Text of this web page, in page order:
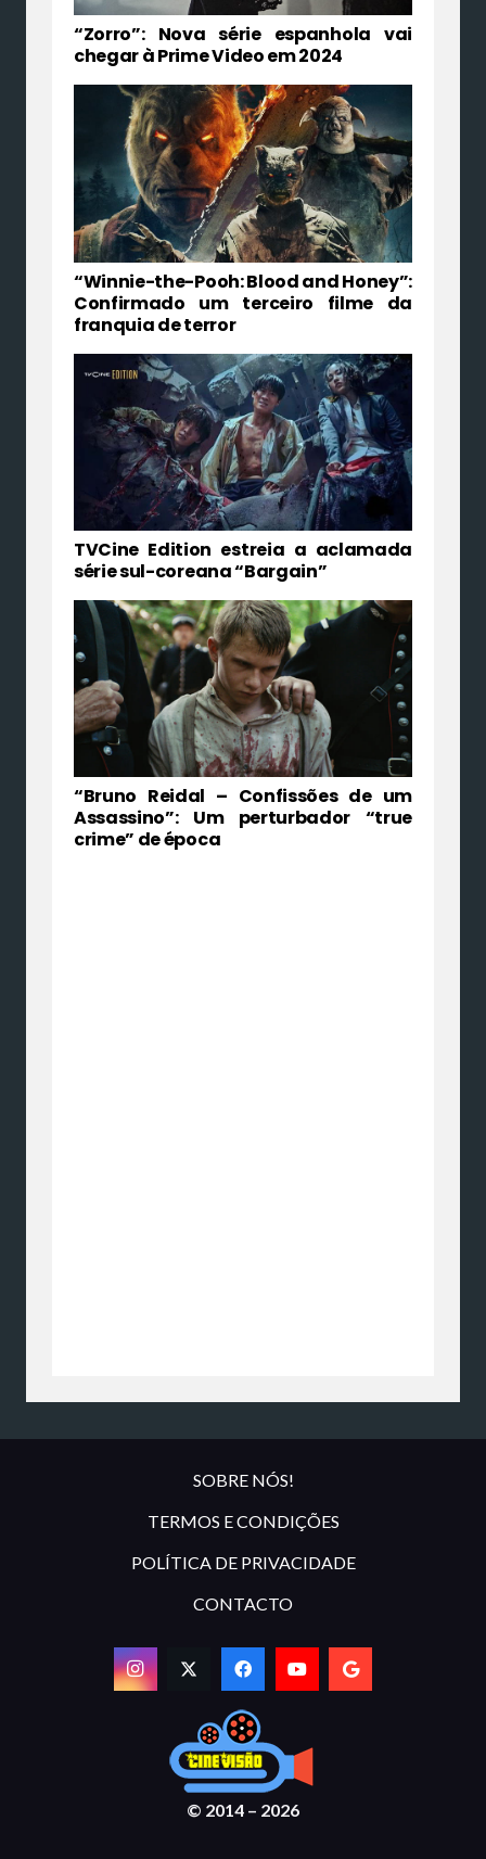
“Zorro”: Nova série espanhola vai
chegar à Prime Video em 2024
“Winnie-the-Pooh: Blood and Honey”:
Confirmado um terceiro filme da
franquia de terror
TVCine Edition estreia a aclamada
série sul-coreana “Bargain”
“Bruno Reidal – Confissões de um
Assassino”: Um perturbador “true
crime” de época
SOBRE NÓS!
TERMOS E CONDIÇÕES
POLÍTICA DE PRIVACIDADE
CONTACTO
© 2014 – 2026